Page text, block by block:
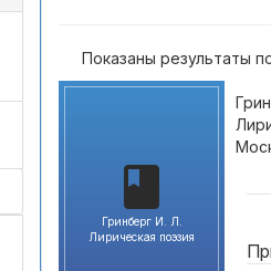
Показаны результаты
Гринберг И. Л.
Лирическая поэзия